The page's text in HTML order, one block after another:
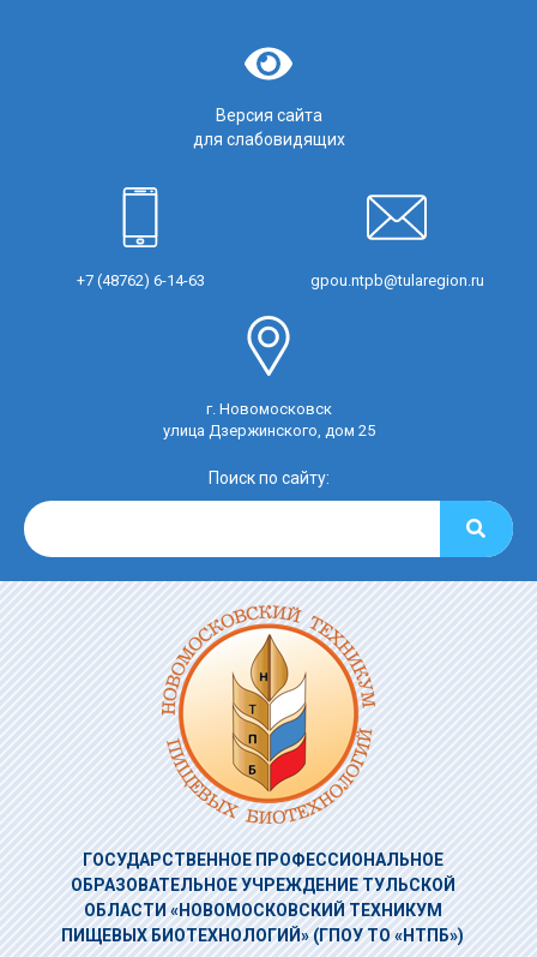
Версия сайта
для слабовидящих
+7 (48762) 6-14-63 gpou.ntpb@tularegion.ru
г. Новомосковск
улица Дзержинского, дом 25
Поиск по сайту:
ГОСУДАРСТВЕННОЕ ПРОФЕССИОНАЛЬНОЕ
ОБРАЗОВАТЕЛЬНОЕ УЧРЕЖДЕНИЕТУЛЬСКОЙ
ОБЛАСТИ «НОВОМОСКОВСКИЙ ТЕХНИКУМ
ПИЩЕВЫХ БИОТЕХНОЛОГИЙ» (ГПОУ ТО «НТПБ»)